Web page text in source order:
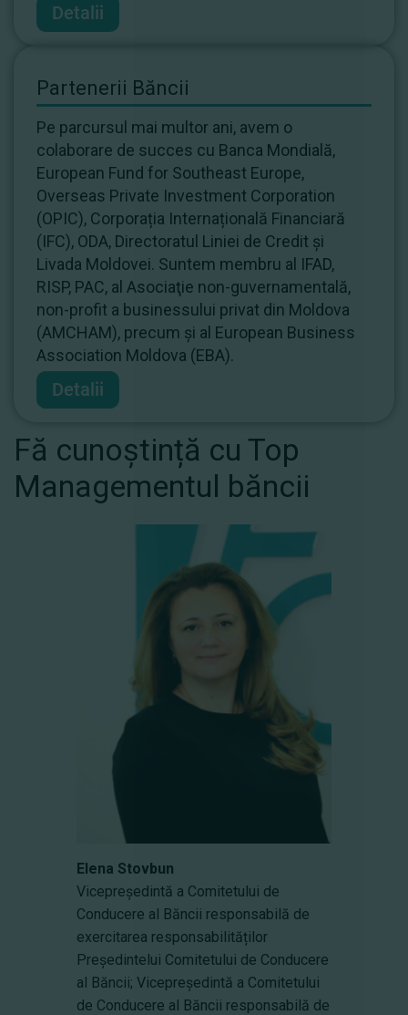
Detalii
Partenerii Băncii
Pe parcursul mai multor ani, avem o
colaborare de succes cu Banca Mondială,
European Fund for Southeast Europe,
Overseas Private Investment Corporation
(OPIC), Corporația Internațională Financiară
(IFC), ODA, Directoratul Liniei de Credit și
Livada Moldovei. Suntem membru al IFAD,
RISP, PAC, al Asociaţie non-guvernamentală,
non-profit a businessului privat din Moldova
(AMCHAM), precum și al European Business
Association Moldova (EBA).
Detalii
Fă cunoștință cu Top
Managementul băncii
Elena Stovbun
Vicepreședintă a Comitetului de
Conducere al Băncii responsabilă de
exercitarea responsabilităților
Președintelui Comitetului de Conducere
al Băncii; Vicepreședintă a Comitetului
de Conducere al Băncii responsabilă de